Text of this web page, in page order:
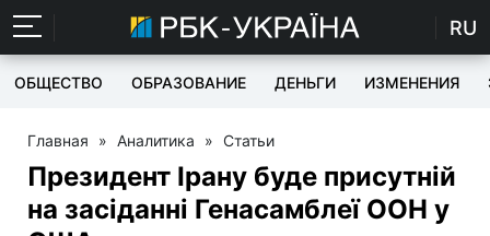
RU
ОБЩЕСТВО ОБРАЗОВАНИЕ ДЕНЬГИ ИЗМЕНЕНИЯ
Главная » Аналитика » Статьи
Президент Ірану буде присутній
на засіданні Генасамблеї ООН у